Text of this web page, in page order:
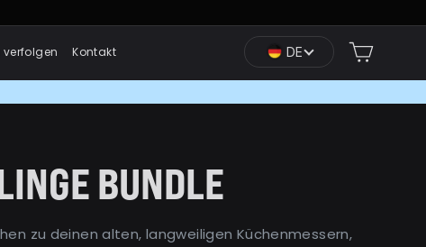
verfolgen Kontakt DE
BUNDLE
zu deinen alten, langweiligen Küchenmessern,